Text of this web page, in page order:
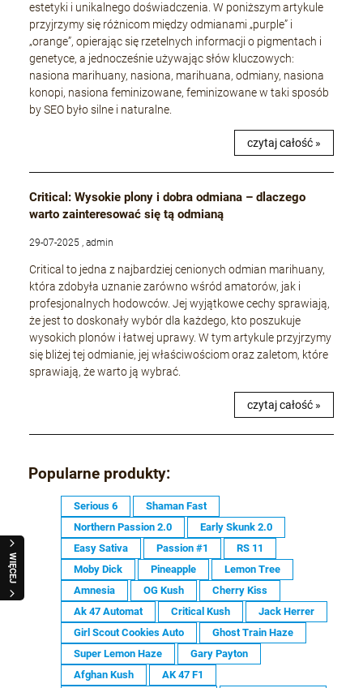
WIĘCEJ
estetyki i unikalnego doświadczenia. W poniższym artykule
przyjrzymy się różnicom między odmianami „purple” i
„orange”, opierając się rzetelnych informacji o pigmentach i
genetyce, a jednocześnie używając słów kluczowych:
nasiona marihuany, nasiona, marihuana, odmiany, nasiona
konopi, nasiona feminizowane, feminizowane w taki sposób
by SEO było silne i naturalne.
czytaj całość »
Critical: Wysokie plony i dobra odmiana – dlaczego
warto zainteresować się tą odmianą
29-07-2025 , admin
Critical to jedna z najbardziej cenionych odmian marihuany,
która zdobyła uznanie zarówno wśród amatorów, jak i
profesjonalnych hodowców. Jej wyjątkowe cechy sprawiają,
że jest to doskonały wybór dla każdego, kto poszukuje
wysokich plonów i łatwej uprawy. W tym artykule przyjrzymy
się bliżej tej odmianie, jej właściwościom oraz zaletom, które
sprawiają, że warto ją wybrać.
czytaj całość »
Popularne produkty:
Serious 6
Shaman Fast
Northern Passion 2.0
Early Skunk 2.0
Easy Sativa
Passion #1
RS 11
Moby Dick
Pineapple
Lemon Tree
Amnesia
OG Kush
Cherry Kiss
Ak 47 Automat
Critical Kush
Jack Herrer
Girl Scout Cookies Auto
Ghost Train Haze
Super Lemon Haze
Gary Payton
Afghan Kush
AK 47 F1